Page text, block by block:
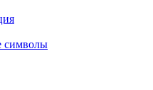
символы